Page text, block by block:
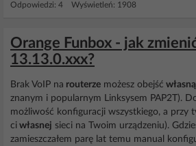
Odpowiedzi: 4 Wyświetleń: 1908
Orange Funbox - jak
13.13.0.xxx?
Brak VoIP na routerze możesz obejść własną
znanym i popularnym Linksysem PAP2T).
możliwość konfiguracji wszystkiego, a przy
ci własnej sieci na Twoim urządzeniu).
zamieszczałem parę lat temu manual